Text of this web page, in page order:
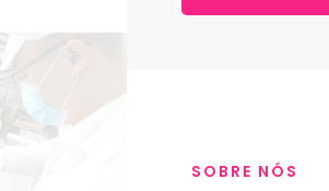
SOBRE NÓS